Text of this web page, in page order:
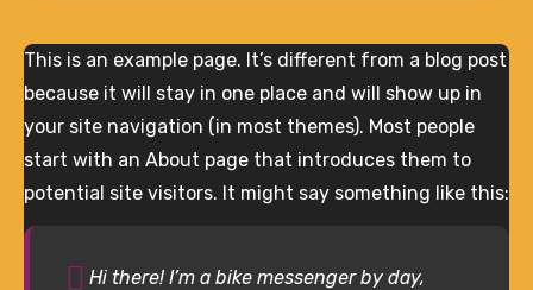
This is an example page. It’s different from a blog post
because it will stay in one place and will show up in
your site navigation (in most themes). Most people
start with an About page that introduces them to
potential site visitors. It might say something like this:
Hi there! I’m a bike messenger by day,